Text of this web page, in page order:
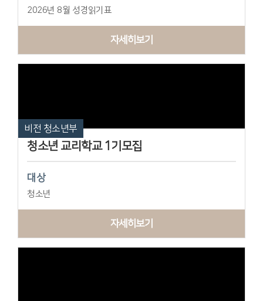
2026년 8월 성경읽기표
자세히보기
비전 청소년부
청소년 교리학교 1기모집
대상
청소년
자세히보기